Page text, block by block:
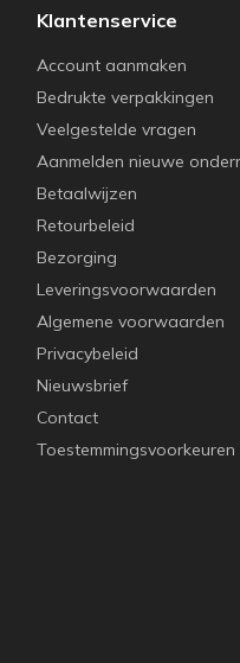
Klantenservice
Account aanmaken
Bedrukte verpakkingen
Veelgestelde vragen
Aanmelden nieuwe
Betaalwijzen
Retourbeleid
Bezorging
Leveringsvoorwaarden
Algemene voorwaarden
Privacybeleid
Nieuwsbrief
Contact
Toestemmingsvoorkeuren